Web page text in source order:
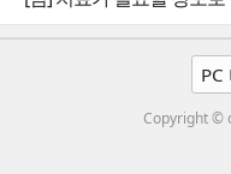
PC
Copyright ©